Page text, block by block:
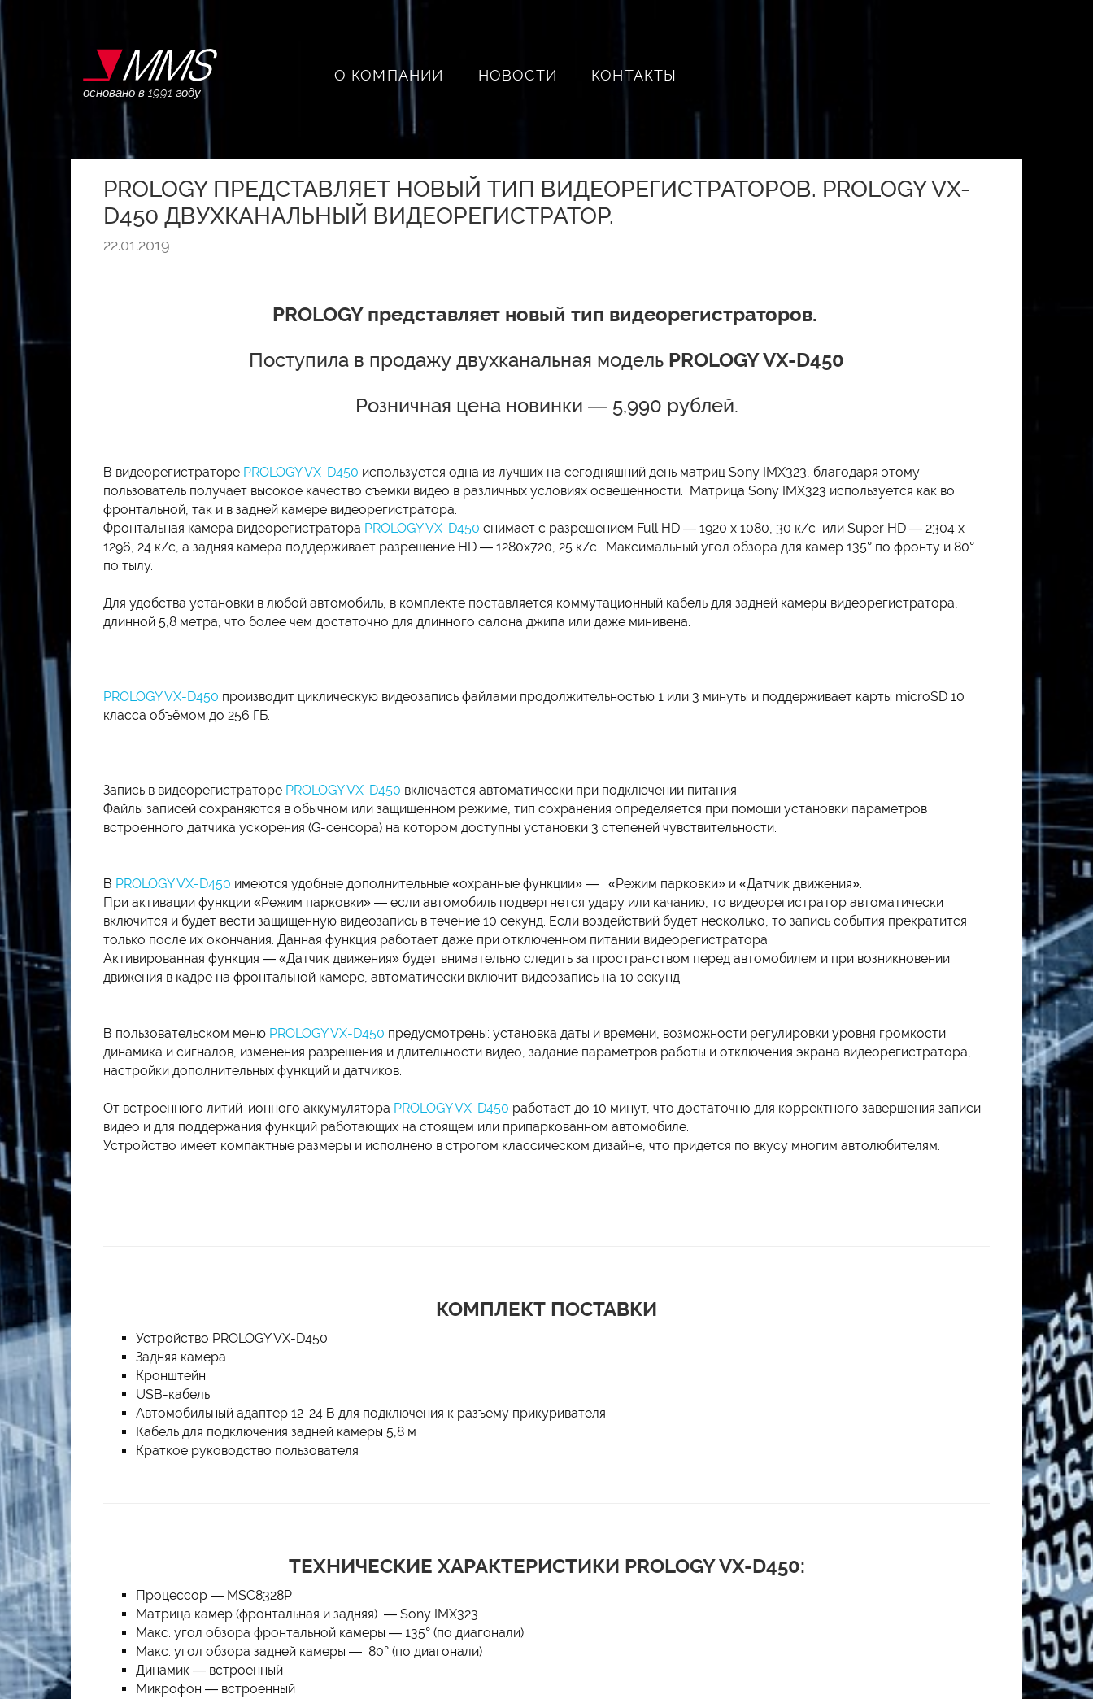
основано в 1991 году
О КОМПАНИИ НОВОСТИ КОНТАКТЫ
PROLOGY ПРЕДСТАВЛЯЕТ НОВЫЙ ТИП ВИДЕОРЕГИСТРАТОРОВ. PROLOGY VX-
D450 ДВУХКАНАЛЬНЫЙ ВИДЕОРЕГИСТРАТОР.
22.01.2019
PROLOGY представляет новый тип видеорегистраторов.
Поступила в продажу двухканальная модель PROLOGY VX-D450
Розничная цена новинки — 5,990 рублей.
В видеорегистраторе PROLOGY VX-D450 используется одна из лучших на сегодняшний день матриц Sony IMX323, благодаря этому
пользователь получает высокое качество съёмки видео в различных условиях освещённости. Матрица Sony IMX323 используется как во
фронтальной, так и в задней камере видеорегистратора.
Фронтальная камера видеорегистратора PROLOGY VX-D450 снимает с разрешением Full HD — 1920 x 1080, 30 к/с или Super HD — 2304 x
1296, 24 к/с, а задняя камера поддерживает разрешение HD — 1280x720, 25 к/с. Максимальный угол обзора для камер 135° по фронту и 80°
по тылу.
Для удобства установки в любой автомобиль, в комплекте поставляется коммутационный кабель для задней камеры видеорегистратора,
длинной 5,8 метра, что более чем достаточно для длинного салона джипа или даже минивена.
PROLOGY VX-D450 производит циклическую видеозапись файлами продолжительностью 1 или 3 минуты и поддерживает карты microSD 10
класса объёмом до 256 ГБ.
Запись в видеорегистраторе PROLOGY VX-D450 включается автоматически при подключении питания.
Файлы записей сохраняются в обычном или защищённом режиме, тип сохранения определяется при помощи установки параметров
встроенного датчика ускорения (G-сенсора) на котором доступны установки 3 степеней чувствительности.
В PROLOGY VX-D450 имеются удобные дополнительные «охранные функции» — «Режим парковки» и «Датчик движения».
При активации функции «Режим парковки» — если автомобиль подвергнется удару или качанию, то видеорегистратор автоматически
включится и будет вести защищенную видеозапись в течение 10 секунд. Если воздействий будет несколько, то запись события прекратится
только после их окончания. Данная функция работает даже при отключенном питании видеорегистратора.
Активированная функция — «Датчик движения» будет внимательно следить за пространством перед автомобилем и при возникновении
движения в кадре на фронтальной камере, автоматически включит видеозапись на 10 секунд.
В пользовательском меню PROLOGY VX-D450 предусмотрены: установка даты и времени, возможности регулировки уровня громкости
динамика и сигналов, изменения разрешения и длительности видео, задание параметров работы и отключения экрана видеорегистратора,
настройки дополнительных функций и датчиков.
От встроенного литий-ионного аккумулятора PROLOGY VX-D450 работает до 10 минут, что достаточно для корректного завершения записи
видео и для поддержания функций работающих на стоящем или припаркованном автомобиле.
Устройство имеет компактные размеры и исполнено в строгом классическом дизайне, что придется по вкусу многим автолюбителям.
КОМПЛЕКТ ПОСТАВКИ
Устройство PROLOGY VX-D450
Задняя камера
Кронштейн
USB-кабель
Автомобильный адаптер 12-24 В для подключения к разъему прикуривателя
Кабель для подключения задней камеры 5,8 м
Краткое руководство пользователя
ТЕХНИЧЕСКИЕ ХАРАКТЕРИСТИКИ PROLOGY VX-D450:
Процессор — MSC8328P
Матрица камер (фронтальная и задняя) — Sony IMX323
Макс. угол обзора фронтальной камеры — 135° (по диагонали)
Макс. угол обзора задней камеры — 80° (по диагонали)
Динамик — встроенный
Микрофон — встроенный